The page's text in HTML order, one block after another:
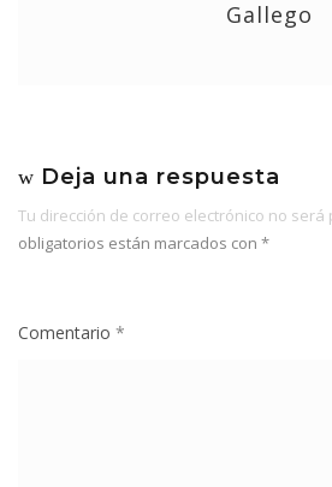
Gallego
Deja una respuesta
Tu dirección de correo electrónico no será
obligatorios están marcados con *
Comentario *